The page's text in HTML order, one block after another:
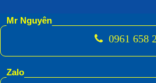
Mr Nguyên
0961 658
Zalo